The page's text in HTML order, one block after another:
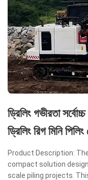
ড্রিলিং গভীরতা
ড্রিলিং রিগ মিনি
Product Description:
compact solution
scale piling projects.